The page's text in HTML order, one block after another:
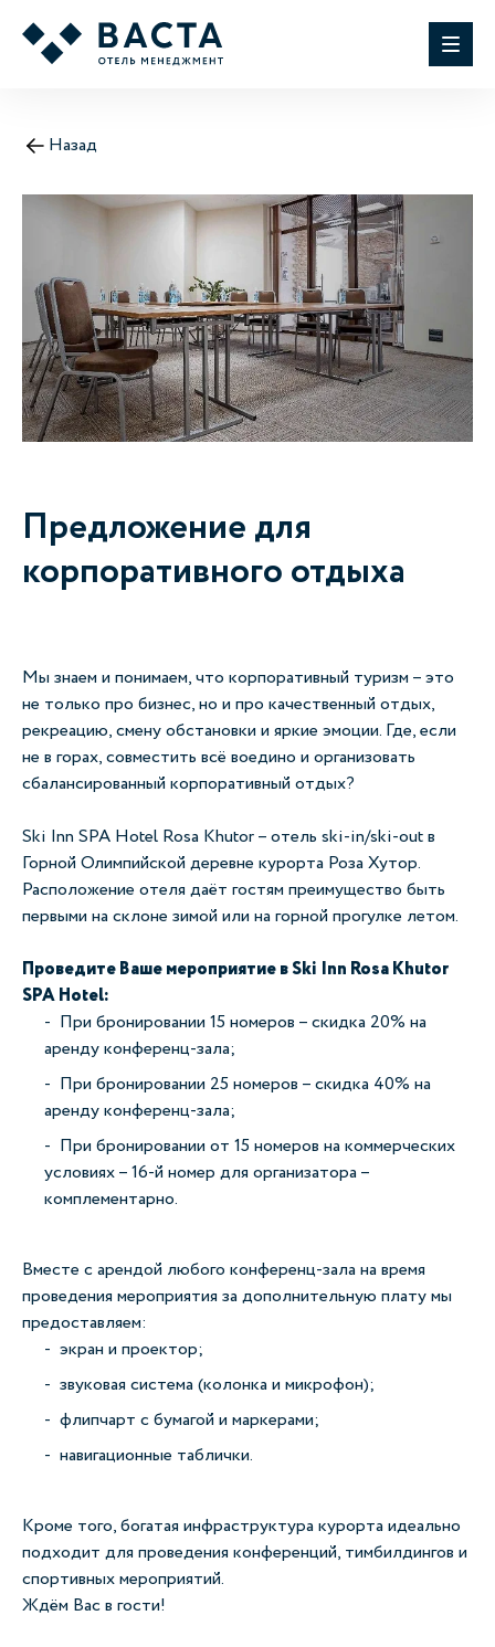
Назад
Предложение для
корпоративного отдыха
Мы знаем и понимаем, что корпоративный туризм – это
не только про бизнес, но и про качественный отдых,
рекреацию, смену обстановки и яркие эмоции. Где, если
не в горах, совместить всё воедино и организовать
сбалансированный корпоративный отдых?
Ski Inn SPA Hotel Rosa Khutor – отель ski-in/ski-out в
Горной Олимпийской деревне курорта Роза Хутор.
Расположение отеля даёт гостям преимущество быть
первыми на склоне зимой или на горной прогулке летом.
Проведите Ваше мероприятие в Ski Inn Rosa Khutor
SPA Hotel:
При бронировании 15 номеров – скидка 20% на
аренду конференц-зала;
При бронировании 25 номеров – скидка 40% на
аренду конференц-зала;
При бронировании от 15 номеров на коммерческих
условиях – 16-й номер для организатора –
комплементарно.
Вместе с арендой любого конференц-зала на время
проведения мероприятия за дополнительную плату мы
предоставляем:
экран и проектор;
звуковая система (колонка и микрофон);
флипчарт с бумагой и маркерами;
навигационные таблички.
Кроме того, богатая инфраструктура курорта идеально
подходит для проведения конференций, тимбилдингов и
спортивных мероприятий.
Ждём Вас в гости!